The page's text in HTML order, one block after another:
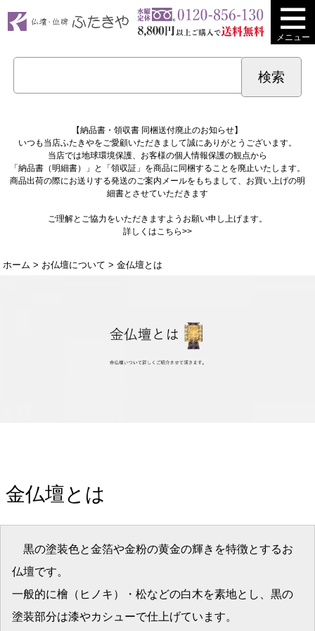
メニュー
【納品書・領収書 同梱送付廃止のお知らせ】
いつも当店ふたきやをご愛顧いただきまして誠にありがとうございます。
当店では地球環境保護、お客様の個人情報保護の観点から
「納品書（明細書）」と「領収証」を商品に同梱することを廃止いたします。
商品出荷の際にお送りする発送のご案内メールをもちまして、お買い上げの明
細書とさせていただきます
ご理解とご協力をいただきますようお願い申し上げます。
詳しくはこちら>>
ホーム > お仏壇について > 金仏壇とは
金仏壇とは
黒の塗装色と金箔や金粉の黄金の輝きを特徴とするお
仏壇です。
一般的に檜（ヒノキ）・松などの白木を素地とし、黒の
塗装部分は漆やカシューで仕上げています。